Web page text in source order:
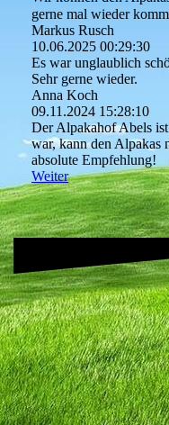
gerne mal wieder
Markus Rusch
10.06.2025 00:29:30
Es war unglaublich
Sehr gerne wieder.
Anna Koch
09.11.2024 15:28:10
Der Alpakahof Abels
war, kann den Alpakas
absolute Empfehlung!
Weiter